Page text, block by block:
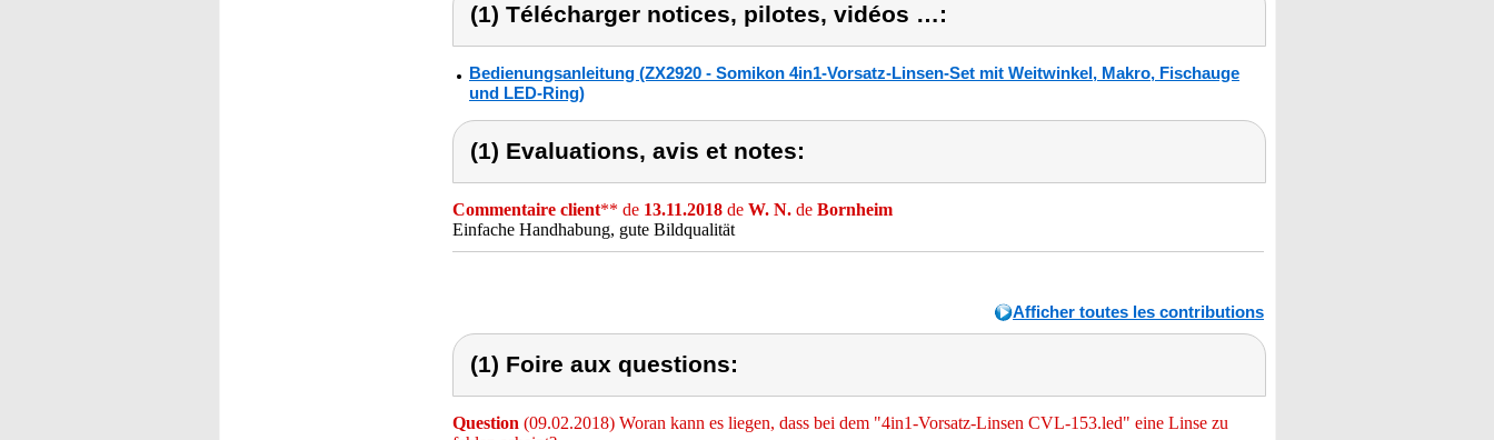
(1) Télécharger notices, pilotes, vidéos …:
Bedienungsanleitung (ZX2920 - Somikon 4in1-Vorsatz-Linsen-Set mit Weitwinkel, Makro, Fischauge
und LED-Ring)
(1) Evaluations, avis et notes:
Commentaire client** de 13.11.2018 de W. N. de Bornheim
Einfache Handhabung, gute Bildqualität
Afficher toutes les contributions
(1) Foire aux questions:
Question (09.02.2018) Woran kann es liegen, dass bei dem "4in1-Vorsatz-Linsen CVL-153.led" eine Linse zu